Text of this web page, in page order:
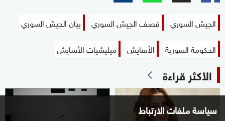
سياسة ملفات الارتباط
الجيش السوري قصف الجيش السوري
بيان الجيش السوري
الحكومة السورية
الأسايش ميليشيات الأسايش
الأكثر قراءة